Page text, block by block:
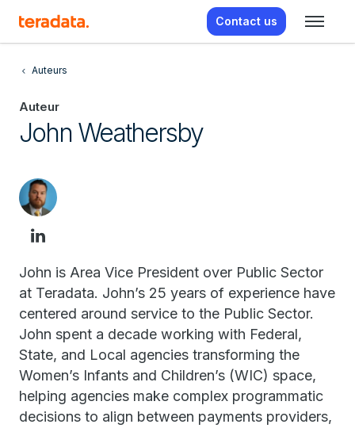
Contact us
Auteurs
Auteur
John Weathersby
John is Area Vice President over Public Sector
at Teradata. John’s 25 years of experience have
centered around service to the Public Sector.
John spent a decade working with Federal,
State, and Local agencies transforming the
Women’s Infants and Children’s (WIC) space,
helping agencies make complex programmatic
decisions to align between payments providers,